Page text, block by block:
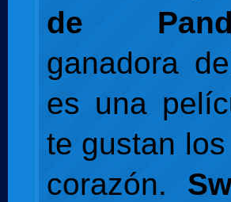
de
ganadora
es una
te gustan
corazón.